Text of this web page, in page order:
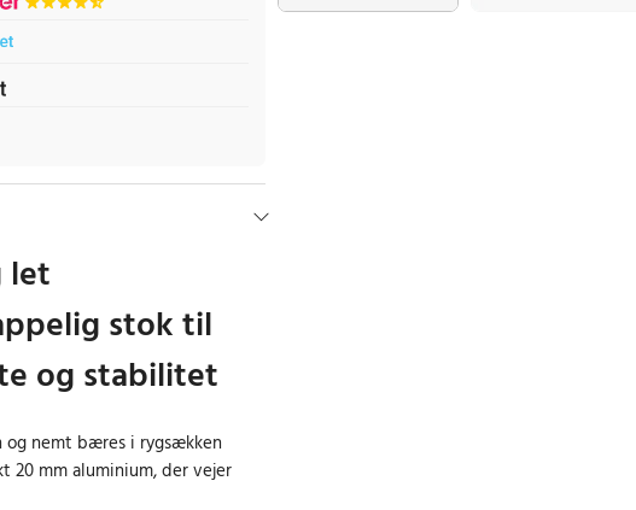
let
stok til
og stabilitet
og nemt bæres i rygsækken
20 mm aluminium, der vejer